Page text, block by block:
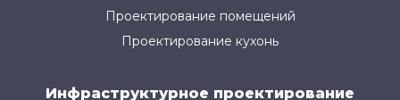
Проектирование помещений
Проектирование кухонь
Инфраструктурное проектирование